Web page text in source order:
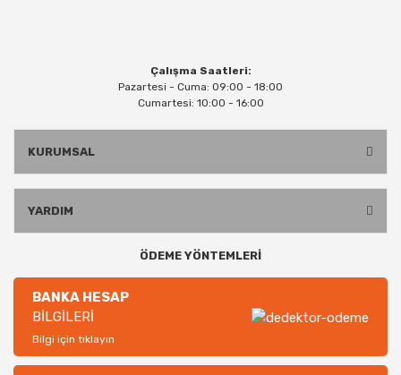
Çalışma Saatleri:
Pazartesi - Cuma: 09:00 - 18:00
Cumartesi: 10:00 - 16:00
KURUMSAL
YARDIM
ÖDEME YÖNTEMLERİ
BANKA HESAP
BİLGİLERİ
Bilgi için tıklayın